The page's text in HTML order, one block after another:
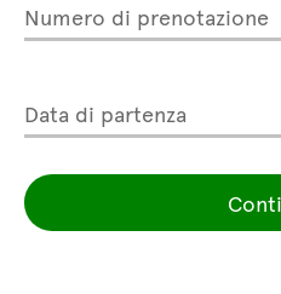
Numero di prenotazione
Data di partenza